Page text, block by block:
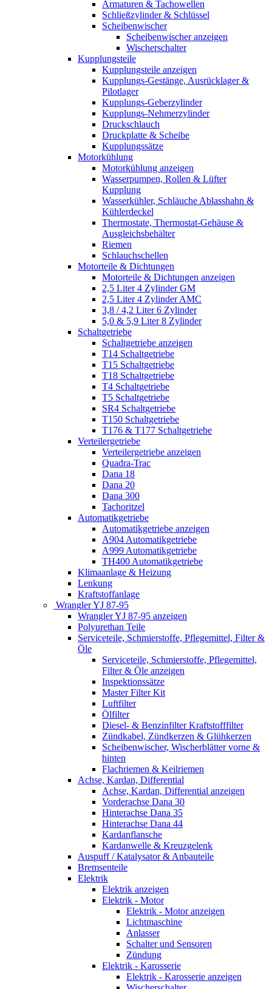
Armaturen & Tachowellen
Schließzylinder & Schlüssel
Scheibenwischer
Scheibenwischer anzeigen
Wischerschalter
Kupplungsteile
Kupplungsteile anzeigen
Kupplungs-Gestänge, Ausrücklager &
Pilotlager
Kupplungs-Geberzylinder
Kupplungs-Nehmerzylinder
Druckschlauch
Druckplatte & Scheibe
Kupplungssätze
Motorkühlung
Motorkühlung anzeigen
Wasserpumpen, Rollen & Lüfter
Kupplung
Wasserkühler, Schläuche Ablasshahn &
Kühlerdeckel
Thermostate, Thermostat-Gehäuse &
Ausgleichsbehälter
Riemen
Schlauchschellen
Motorteile & Dichtungen
Motorteile & Dichtungen anzeigen
2,5 Liter 4 Zylinder GM
2,5 Liter 4 Zylinder AMC
3,8 / 4,2 Liter 6 Zylinder
5,0 & 5,9 Liter 8 Zylinder
Schaltgetriebe
Schaltgetriebe anzeigen
T14 Schaltgetriebe
T15 Schaltgetriebe
T18 Schaltgetriebe
T4 Schaltgetriebe
T5 Schaltgetriebe
SR4 Schaltgetriebe
T150 Schaltgetriebe
T176 & T177 Schaltgetriebe
Verteilergetriebe
Verteilergetriebe anzeigen
Quadra-Trac
Dana 18
Dana 20
Dana 300
Tachoritzel
Automatikgetriebe
Automatikgetriebe anzeigen
A904 Automatikgetriebe
A999 Automatikgetriebe
TH400 Automatikgetriebe
Klimaanlage & Heizung
Lenkung
Kraftstoffanlage
Wrangler YJ 87-95
Wrangler YJ 87-95 anzeigen
Polyurethan Teile
Serviceteile, Schmierstoffe, Pflegemittel, Filter &
Öle
Serviceteile, Schmierstoffe, Pflegemittel,
Filter & Öle anzeigen
Inspektionssätze
Master Filter Kit
Luftfilter
Ölfilter
Diesel- & Benzinfilter Kraftstofffilter
Zündkabel, Zündkerzen & Glühkerzen
Scheibenwischer, Wischerblätter vorne &
hinten
Flachriemen & Keilriemen
Achse, Kardan, Differential
Achse, Kardan, Differential anzeigen
Vorderachse Dana 30
Hinterachse Dana 35
Hinterachse Dana 44
Kardanflansche
Kardanwelle & Kreuzgelenk
Auspuff / Katalysator & Anbauteile
Bremsenteile
Elektrik
Elektrik anzeigen
Elektrik - Motor
Elektrik - Motor anzeigen
Lichtmaschine
Anlasser
Schalter und Sensoren
Zündung
Elektrik - Karosserie
Elektrik - Karosserie anzeigen